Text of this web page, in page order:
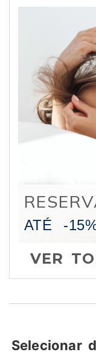
ATÉ -
VER
Selecionar